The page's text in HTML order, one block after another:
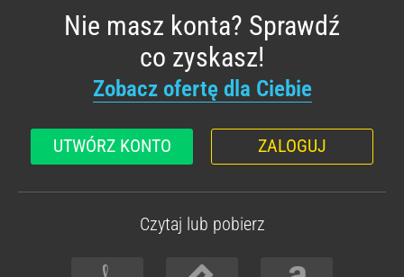
Nie masz konta? Sprawdź
co zyskasz!
Zobacz ofertę dla Ciebie
UTWÓRZ KONTO ZALOGUJ
Czytaj lub pobierz